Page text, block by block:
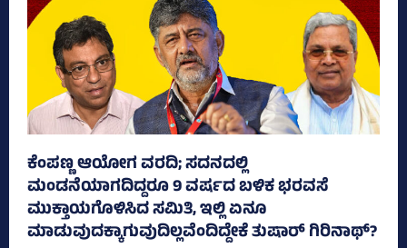
ಕೆಂಪಣ್ಣ ಆಯೋಗ ವರದಿ; ಸದನದಲ್ಲಿ
ಮಂಡನೆಯಾಗದಿದ್ದರೂ 9 ವರ್ಷದ ಬಳಿಕ ಭರವಸೆ
ಮುಕ್ತಾಯಗೊಳಿಸಿದ ಸಮಿತಿ, ಇಲ್ಲಿ ಏನೂ
ಮಾಡುವುದಕ್ಕಾಗುವುದಿಲ್ಲವೆಂದಿದ್ದೇಕೆ ತುಷಾರ್ ಗಿರಿನಾಥ್?